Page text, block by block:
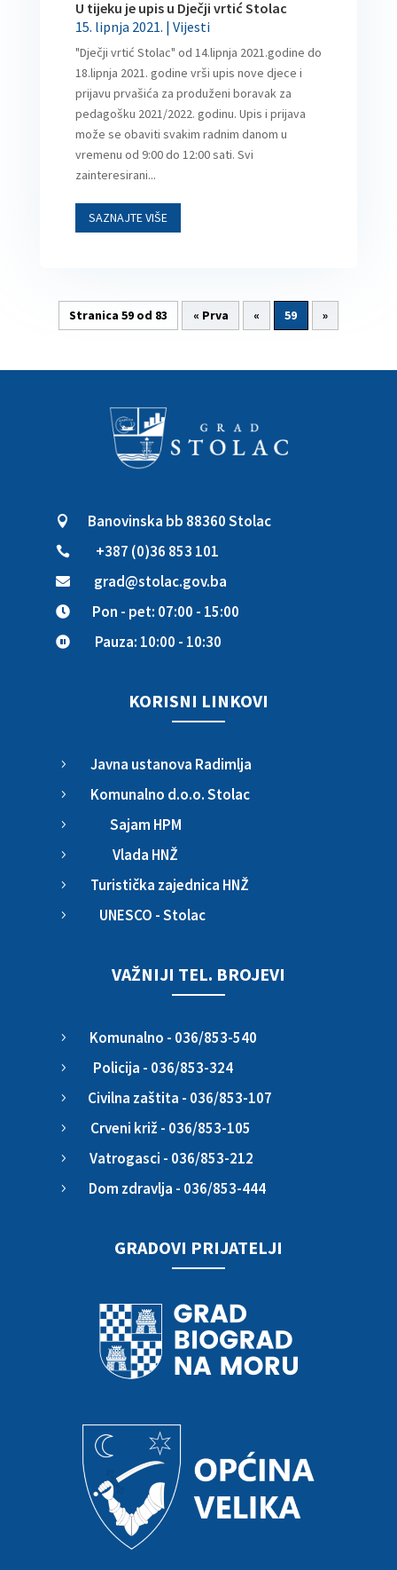
U tijeku je upis u Dječji vrtić Stolac
15. lipnja 2021. | Vijesti
"Dječji vrtić Stolac" od 14.lipnja 2021.godine do
18.lipnja 2021. godine vrši upis nove djece i
prijavu prvašića za produženi boravak za
pedagošku 2021/2022. godinu. Upis i prijava
može se obaviti svakim radnim danom u
vremenu od 9:00 do 12:00 sati. Svi
zainteresirani...
SAZNAJTE VIŠE
Stranica 59 od 83 « Prva « 59 »
 Banovinska bb 88360 Stolac
 +387 (0)36 853 101
 grad@stolac.gov.ba
 Pon - pet: 07:00 - 15:00
 Pauza: 10:00 - 10:30
KORISNI LINKOVI
5 Javna ustanova Radimlja
5 Komunalno d.o.o. Stolac
5 Sajam HPM
5 Vlada HNŽ
5 Turistička zajednica HNŽ
5 UNESCO - Stolac
VAŽNIJI TEL. BROJEVI
5 Komunalno - 036/853-540
5 Policija - 036/853-324
5 Civilna zaštita - 036/853-107
5 Crveni križ - 036/853-105
5 Vatrogasci - 036/853-212
5 Dom zdravlja - 036/853-444
GRADOVI PRIJATELJI